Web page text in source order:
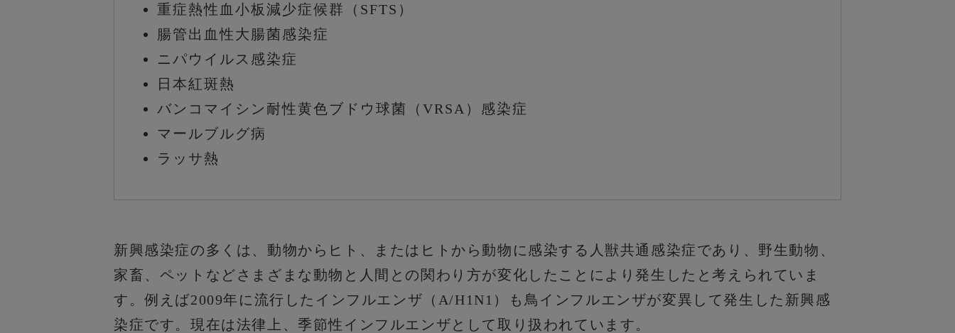
重症熱性血小板減少症候群（SFTS）
腸管出血性大腸菌感染症
ニパウイルス感染症
日本紅斑熱
バンコマイシン 耐性黄色ブドウ球菌（VRSA）感染症
マールブルグ病
ラッサ熱
新興感染症の多くは、動物からヒト、またはヒトから動物に感染する人獣共通感染症であり、野生動物、
家畜、ペットなどさまざまな動物と人間との関わり方が変化したことにより発生したと考えられていま
す。例えば2009年に流行したインフルエンザ（A/H1N1）も鳥インフルエンザが変異して発生した新興感
染症です。現在は法律上、季節性インフルエンザとして取り扱われています。